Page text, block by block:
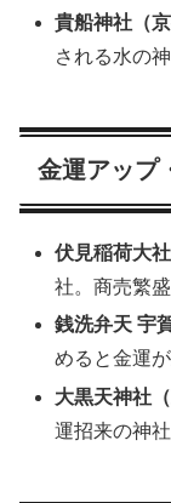
貴船神社（京
される水の神
金運アップ
伏見稲荷大社
社。商売繁
銭洗弁天 宇
めると金運
大黒天神社（
運招来の神社